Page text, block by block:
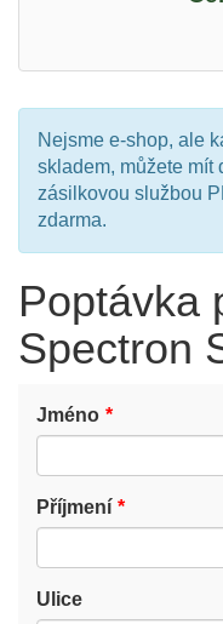
Nejsme e-shop, ale
skladem, můžete mít
zásilkovou službou
zdarma.
Poptávka
Spectron
Jméno
Příjmení
Ulice